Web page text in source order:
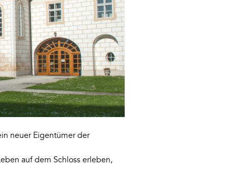
neuer Eigentümer der
auf dem Schloss erleben,